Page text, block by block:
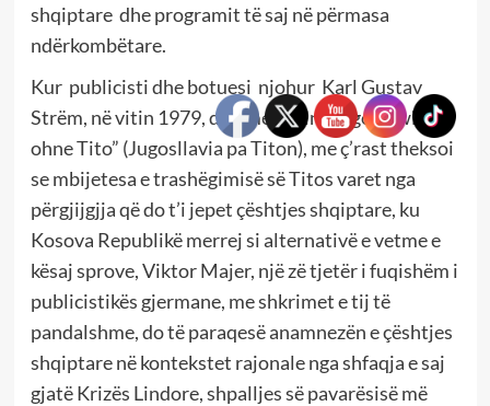
shqiptare dhe programit të saj në përmasa
ndërkombëtare.
Kur publicisti dhe botuesi njohur Karl Gustav
Strëm, në vitin 1979, doli me librin “Jugoslawien
ohne Tito” (Jugosllavia pa Titon), me ç’rast theksoi
se mbijetesa e trashëgimisë së Titos varet nga
përgjijgjja që do t’i jepet çështjes shqiptare, ku
Kosova Republikë merrej si alternativë e vetme e
kësaj sprove, Viktor Majer, një zë tjetër i fuqishëm i
publicistikës gjermane, me shkrimet e tij të
pandalshme, do të paraqesë anamnezën e çështjes
shqiptare në kontekstet rajonale nga shfaqja e saj
gjatë Krizës Lindore, shpalljes së pavarësisë më